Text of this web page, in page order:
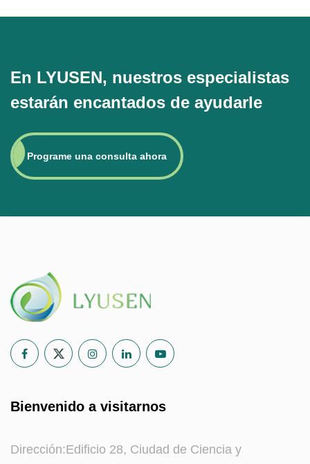
En LYUSEN, nuestros especialistas
estarán encantados de ayudarle
Programe una consulta ahora
Bienvenido a visitarnos
Dirección:Edificio 28, Ciudad de Ciencia y